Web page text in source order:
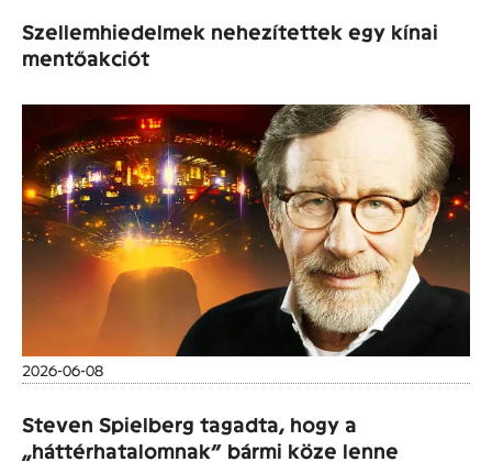
Szellemhiedelmek nehezítettek egy kínai
mentőakciót
2026-06-08
Steven Spielberg tagadta, hogy a
„háttérhatalomnak” bármi köze lenne